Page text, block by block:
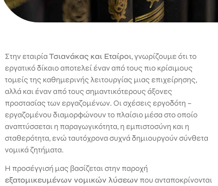
Στην εταιρία Τσιανάκας και Εταίροι, γνωρίζουμε ότι το
εργατικό δίκαιο αποτελεί έναν από τους πιο κρίσιμους
τομείς της καθημερινής λειτουργίας μιας επιχείρησης,
αλλά και έναν από τους σημαντικότερους άξονες
προστασίας των εργαζομένων. Οι σχέσεις εργοδότη –
εργαζομένου διαμορφώνουν το πλαίσιο μέσα στο οποίο
αναπτύσσεται η παραγωγικότητα, η εμπιστοσύνη και η
σταθερότητα, ενώ ταυτόχρονα συχνά δημιουργούν σύνθετα
νομικά ζητήματα.
Η προσέγγισή μας βασίζεται στην παροχή
εξατομικευμένων νομικών λύσεων που ανταποκρίνονται